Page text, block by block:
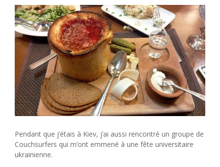
Pendant que j’étais à Kiev, j’ai aussi rencontré un groupe de
Couchsurfers qui m’ont emmené à une fête universitaire
ukrainienne.